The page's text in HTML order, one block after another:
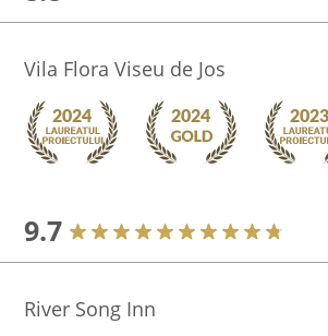
Vila Flora Viseu de Jos
9.7
River Song Inn